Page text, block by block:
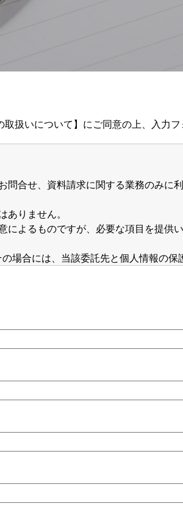
扱いについて】にご同意の上、入力フ
問合せ、資料請求に関する業務のみに
りません。
よるものですが、必要な項目を提供
場合には、当該委託先と個人情報の
開示･訂正･追加・削除、利用の停止・
お申し出については、下記のお問合
対応を行います。
当者
共同ビル6F